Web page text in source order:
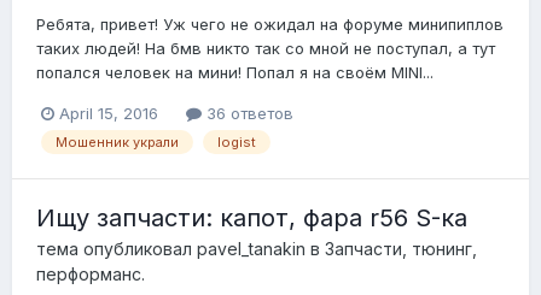
Ребята, привет! Уж чего не ожидал на форуме минипиплов
таких людей! На бмв никто так со мной не поступал, а тут
попался человек на мини! Попал я на своём MINI...
April 15, 2016 36 ответов
Мошенник украли logist
Ищу запчасти: капот, фара r56 S-ка
тема опубликовал pavel_tanakin в Запчасти, тюнинг,
перформанс.